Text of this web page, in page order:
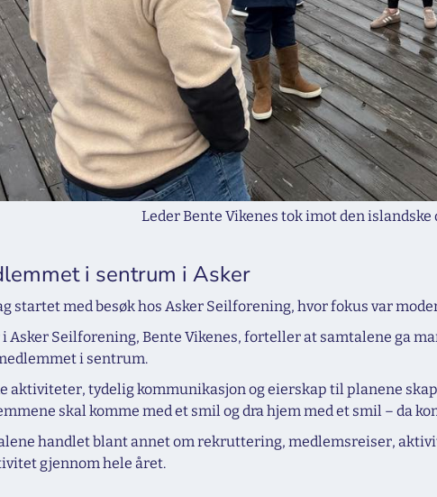
Leder Bente Vikenes tok imot den
i sentrum i Asker
startet med besøk hos Asker Seilforening, hvor fokus var
i Asker Seilforening, Bente Vikenes, forteller at samtalene ga
i sentrum.
aktiviteter, tydelig kommunikasjon og eierskap til planene
skal komme med et smil og dra hjem med et smil – da
handlet blant annet om rekruttering, medlemsreiser,
gjennom hele året.